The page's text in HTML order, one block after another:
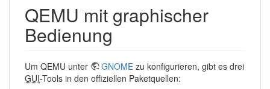
QEMU mit graphischer
Bedienung
Um QEMU unter GNOME zu konfigurieren, gibt es drei
GUI-Tools in den offiziellen Paketquellen: